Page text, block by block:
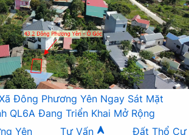
Đông Phương Yên Ngay Sát Mặt
QL6A Đang Triển Khai Mở Rộng
Yên Tư Vấn Đất Thổ Cư